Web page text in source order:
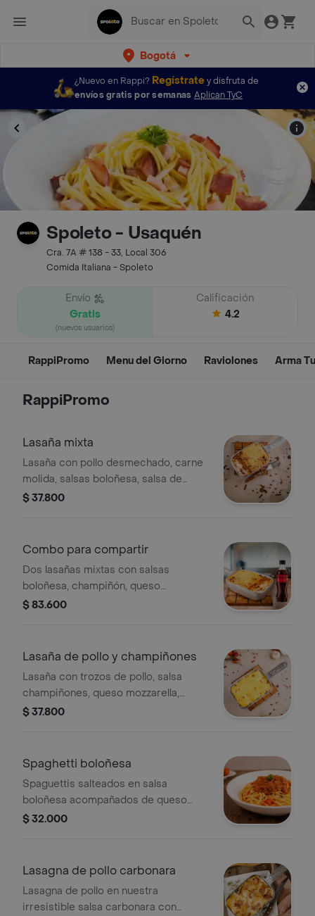
Bogotá
¿Nuevo en Rappi? Regístratey disfruta de
envíos gratis por semanas Aplican TyC
Spoleto - Usaquén
Cra. 7A # 138 - 33, Local 306
Comida Italiana - Spoleto
Envío
Gratis
(nuevos usuarios)
Calificación
4.2
RappiPromo Menu del Giorno Raviolones Arma
RappiPromo
Lasaña mixta
Lasaña con pollo desmechado, carne
molida, salsas boloñesa, salsa de
champiñones, queso mozzarella y
$ 37.800
Combo para compartir
Dos lasañas mixtas con salsas
boloñesa, champiñón, queso
mozzarella, parmesano, trozos de
$ 83.600
Lasaña de pollo y champiñones
Lasaña con trozos de pollo, salsa
champiñones, queso mozzarella,
$ 37.800
Spaghetti boloñesa
Spaguettis salteados en salsa
boloñesa acompañados de queso
parmesano.
$ 32.000
Lasagna de pollo carbonara
Lasagna de pollo en nuestra
irresistible salsa carbonara con